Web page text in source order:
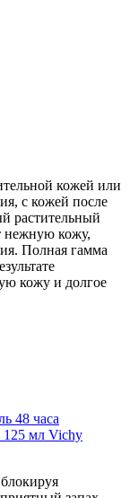
кожей или
с кожей после
растительный
нежную кожу,
Полная гамма
кожу и долгое
48 часа
125 мл Vichy